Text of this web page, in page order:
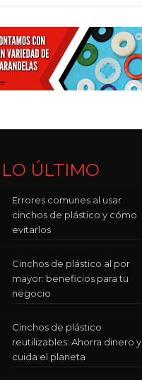
LO ÚLTIMO
Errores comunes al usar
cinchos de plástico y cómo
evitarlos
Cinchos de plástico al por
mayor: beneficios para tu
negocio
Cinchos de plástico
reutilizables: Ahorra dinero y
cuida el planeta